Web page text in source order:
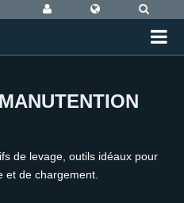
de levage, outils idéaux pour
et de chargement.